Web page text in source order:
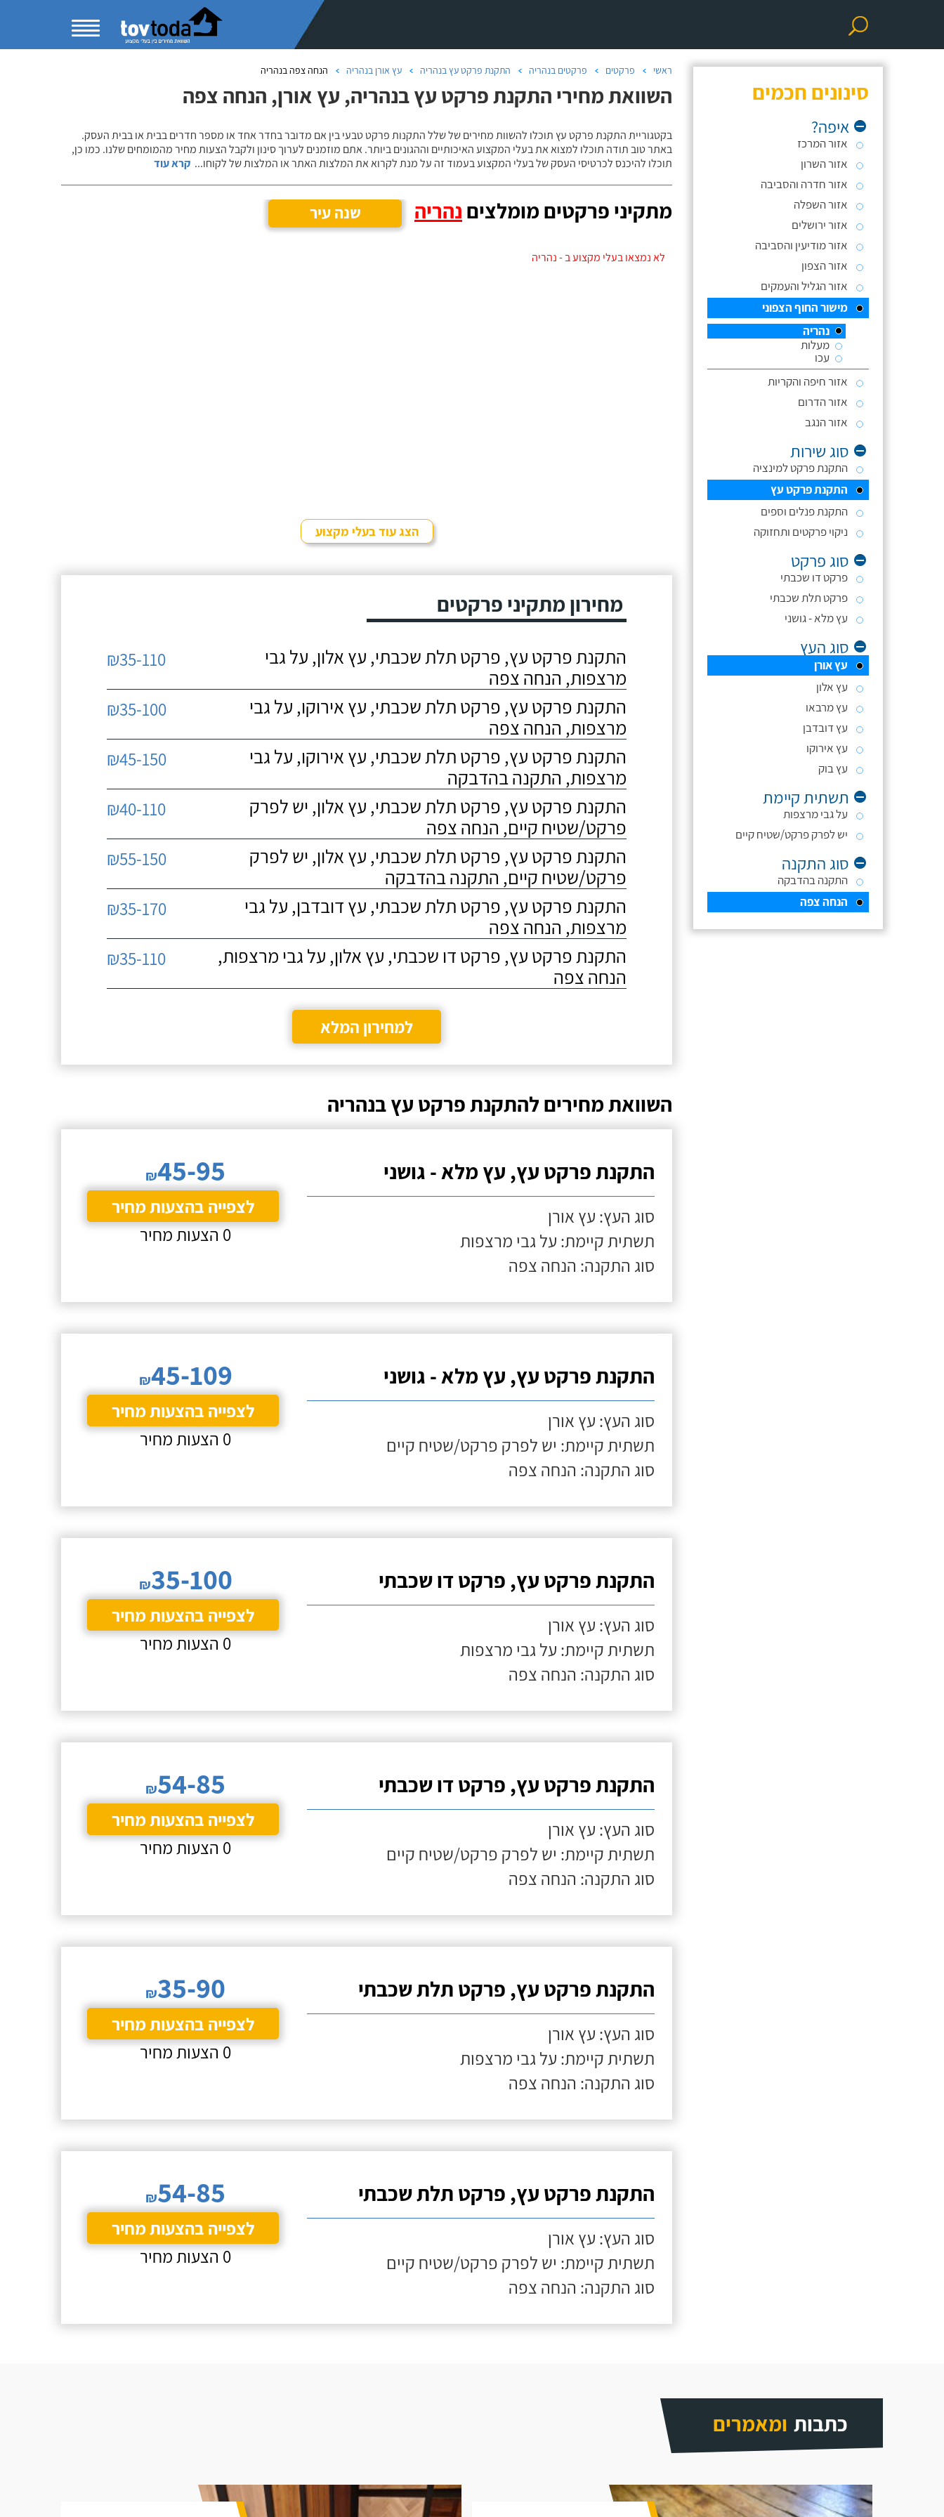
סינונים חכמים
איפה?
אזור המרכז
אזור השרון
אזור חדרה והסביבה
אזור השפלה
אזור ירושלים
אזור מודיעין והסביבה
אזור הצפון
אזור הגליל והעמקים
מישור החוף הצפוני
נהריה
מעלות
עכו
אזור חיפה והקריות
אזור הדרום
אזור הנגב
סוג שירות
התקנת פרקט למינציה
התקנת פרקט עץ
התקנת פנלים וספים
ניקוי פרקטים ותחזוקה
סוג פרקט
פרקט דו שכבתי
פרקט תלת שכבתי
עץ מלא - גושני
סוג העץ
עץ אורן
עץ אלון
עץ מרבאו
עץ דובדבן
עץ אירוקו
עץ בוק
תשתית קיימת
על גבי מרצפות
יש לפרק פרקט/שטיח קיים
סוג התקנה
התקנה בהדבקה
הנחה צפה
ראשי פרקטים פרקטים בנהריה התקנת פרקט עץ בנהריה עץ אורן בנהריה הנחה צפה בנהריה
השוואת מחירי התקנת פרקט עץ בנהריה, עץ אורן, הנחה צפה
בקטגוריית התקנת פרקט עץ תוכלו להשוות מחירים של שלל התקנות פרקט טבעי בין אם מדובר בחדר אחד או מספר חדרים בבית או בבית העסק.
באתר טוב תודה תוכלו למצוא את בעלי המקצוע האיכותיים וההגונים ביותר. אתם מוזמנים לערוך סינון ולקבל הצעות מחיר מהמומחים שלנו. כמו כן,
תוכלו להיכנס לכרטיסי העסק של בעלי המקצוע בעמוד זה על מנת לקרוא את המלצות האתר או המלצות של לקוחו... קרא עוד
מתקיני פרקטים מומלצים נהריה שנה עיר
לא נמצאו בעלי מקצוע ב - נהריה
הצג עוד בעלי מקצוע
מחירון מתקיני פרקטים
התקנת פרקט עץ, פרקט תלת שכבתי, עץ אלון, על גבי
מרצפות, הנחה צפה
₪35-110
התקנת פרקט עץ, פרקט תלת שכבתי, עץ אירוקו, על גבי
מרצפות, הנחה צפה
₪35-100
התקנת פרקט עץ, פרקט תלת שכבתי, עץ אירוקו, על גבי
מרצפות, התקנה בהדבקה
₪45-150
התקנת פרקט עץ, פרקט תלת שכבתי, עץ אלון, יש לפרק
פרקט/שטיח קיים, הנחה צפה
₪40-110
התקנת פרקט עץ, פרקט תלת שכבתי, עץ אלון, יש לפרק
פרקט/שטיח קיים, התקנה בהדבקה
₪55-150
התקנת פרקט עץ, פרקט תלת שכבתי, עץ דובדבן, על גבי
מרצפות, הנחה צפה
₪35-170
התקנת פרקט עץ, פרקט דו שכבתי, עץ אלון, על גבי מרצפות,
הנחה צפה
₪35-110
למחירון המלא
השוואת מחירים להתקנת פרקט עץ בנהריה
התקנת פרקט עץ, עץ מלא - גושני
סוג העץ: עץ אורן
תשתית קיימת: על גבי מרצפות
סוג התקנה: הנחה צפה
₪45-95
לצפייה בהצעות מחיר
0 הצעות מחיר
התקנת פרקט עץ, עץ מלא - גושני
סוג העץ: עץ אורן
תשתית קיימת: יש לפרק פרקט/שטיח קיים
סוג התקנה: הנחה צפה
₪45-109
לצפייה בהצעות מחיר
0 הצעות מחיר
התקנת פרקט עץ, פרקט דו שכבתי
סוג העץ: עץ אורן
תשתית קיימת: על גבי מרצפות
סוג התקנה: הנחה צפה
₪35-100
לצפייה בהצעות מחיר
0 הצעות מחיר
התקנת פרקט עץ, פרקט דו שכבתי
סוג העץ: עץ אורן
תשתית קיימת: יש לפרק פרקט/שטיח קיים
סוג התקנה: הנחה צפה
₪54-85
לצפייה בהצעות מחיר
0 הצעות מחיר
התקנת פרקט עץ, פרקט תלת שכבתי
סוג העץ: עץ אורן
תשתית קיימת: על גבי מרצפות
סוג התקנה: הנחה צפה
₪35-90
לצפייה בהצעות מחיר
0 הצעות מחיר
התקנת פרקט עץ, פרקט תלת שכבתי
סוג העץ: עץ אורן
תשתית קיימת: יש לפרק פרקט/שטיח קיים
סוג התקנה: הנחה צפה
₪54-85
לצפייה בהצעות מחיר
0 הצעות מחיר
כתבות ומאמרים